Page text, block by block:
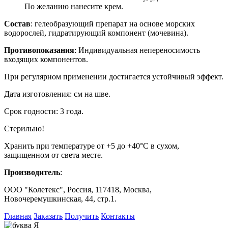
По желанию нанесите крем.
Состав: гелеобразующий препарат на основе морских
водорослей, гидратирующий компонент (мочевина).
Противопоказания: Индивидуальная непереносимость
входящих компонентов.
При регулярном применении достигается устойчивый эффект.
Дата изготовления: см на шве.
Срок годности: 3 года.
Стерильно!
Хранить при температуре от +5 до +40°С в сухом,
защищенном от света месте.
Производитель:
ООО "Колетекс", Россия, 117418, Москва,
Новочеремушкинская, 44, стр.1.
Главная Заказать Получить Контакты